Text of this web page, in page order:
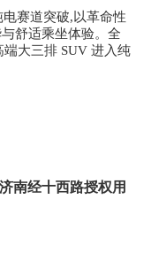
赛道突破,以革命性
舒适乘坐体验。全
大三排 SUV 进入纯
南经十西路授权用